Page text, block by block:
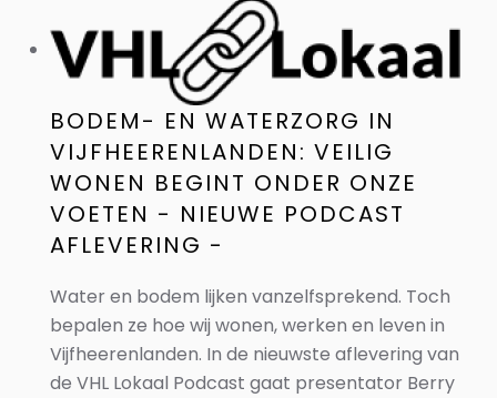
BODEM- EN WATERZORG IN
VIJFHEERENLANDEN: VEILIG
WONEN BEGINT ONDER ONZE
VOETEN - NIEUWE PODCAST
AFLEVERING -
Water en bodem lijken vanzelfsprekend. Toch
bepalen ze hoe wij wonen, werken en leven in
Vijfheerenlanden. In de nieuwste aflevering van
de VHL Lokaal Podcast gaat presentator Berry